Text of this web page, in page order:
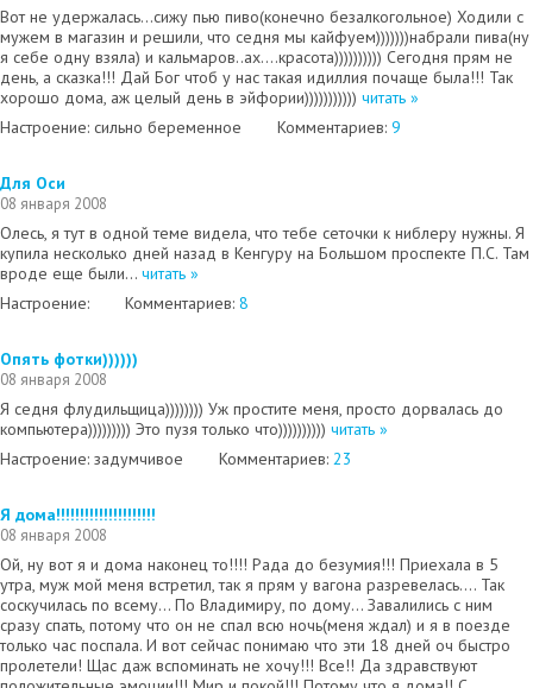
Вот не удержалась...сижу пью пиво(конечно безалкогольное) Ходили с
мужем в магазин и решили, что седня мы кайфуем)))))))набрали пива(ну
я себе одну взяла) и кальмаров..ах....красота)))))))))) Сегодня прям не
день, а сказка!!! Дай Бог чтоб у нас такая идиллия почаще была!!! Так
хорошо дома, аж целый день в эйфории))))))))))) читать »
Настроение: сильно беременное
Комментариев: 9
Для Оси
08 января 2008
Олесь, я тут в одной теме видела, что тебе сеточки к ниблеру нужны. Я
купила несколько дней назад в Кенгуру на Большом проспекте П.С. Там
вроде еще были... читать »
Настроение:
Комментариев: 8
Опять фотки))))))
08 января 2008
Я седня флудильщица)))))))) Уж простите меня, просто дорвалась до
компьютера))))))))) Это пузя только что)))))))))) читать »
Настроение: задумчивое
Комментариев: 23
Я дома!!!!!!!!!!!!!!!!!!!!!
08 января 2008
Ой, ну вот я и дома наконец то!!!! Рада до безумия!!! Приехала в 5
утра, муж мой меня встретил, так я прям у вагона разревелась.... Так
соскучилась по всему... По Владимиру, по дому... Завалились с ним
сразу спать, потому что он не спал всю ночь(меня ждал) и я в поезде
только час поспала. И вот сейчас понимаю что эти 18 дней оч быстро
пролетели! Щас даж вспоминать не хочу!!! Все!! Да здравствуют